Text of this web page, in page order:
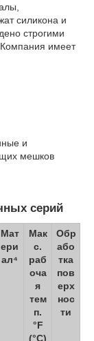
силикона и
строгими
имеет
и
мешков
серий
Мат
ери
ал⁴
Мак
с.
раб
оча
я
тем
п.
°F
(°C)
Обр
або
тка
пов
ерх
нос
ти